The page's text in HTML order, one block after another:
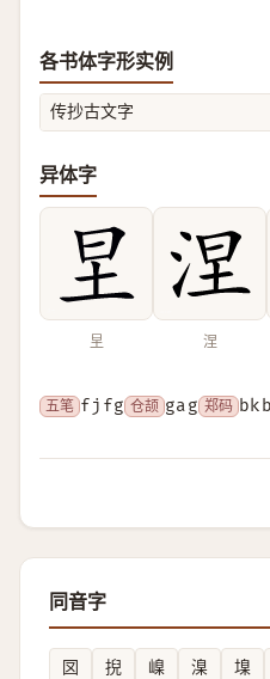
各书体字形实例
传抄古文字
异体字
圼 涅
五笔 fjfg 仓颉 gag 郑码
同音字
㘝 掜 嵲 㴪 㙞